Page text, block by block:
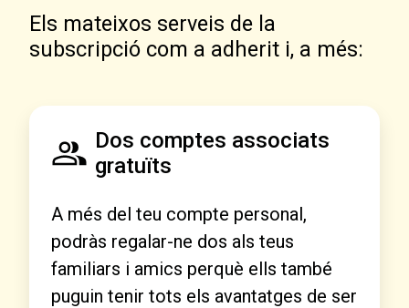
Els mateixos serveis de la
subscripció com a adherit i, a més:
Dos comptes associats
gratuïts
A més del teu compte personal,
podràs regalar-ne dos als teus
familiars i amics perquè ells també
puguin tenir tots els avantatges de ser